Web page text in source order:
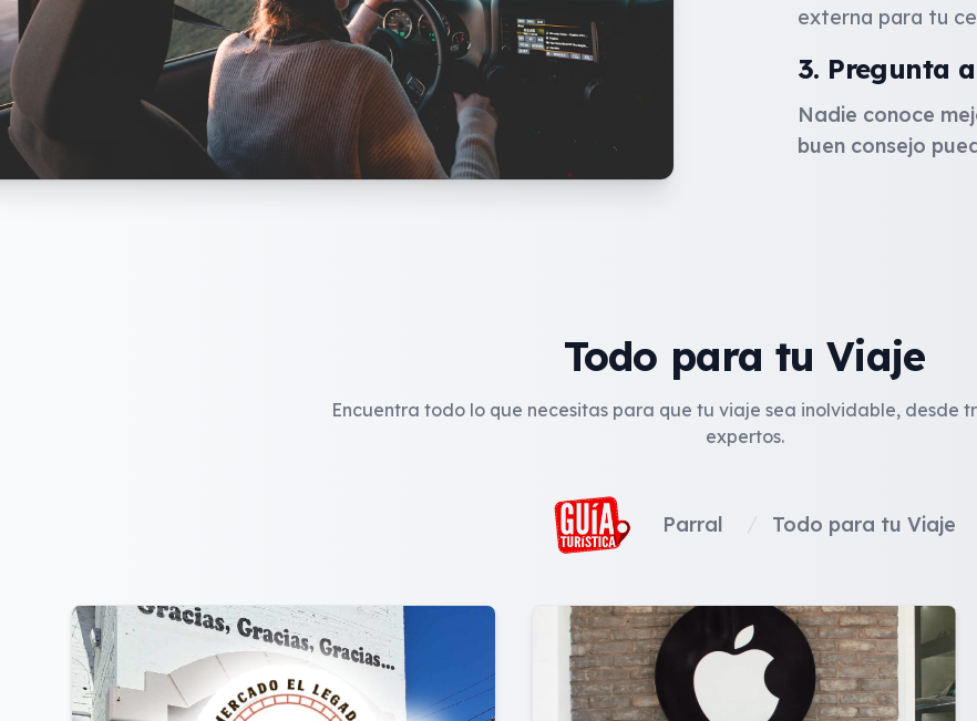
externa para tu
3. Pregunta
Nadie conoce
buen consejo
Todo para tu Viaje
Encuentra todo lo que necesitas para que tu viaje sea inolvidable, desde
expertos.
Parral Todo para tu Viaje